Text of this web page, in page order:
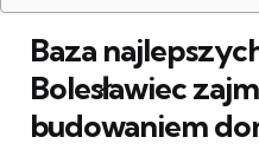
Baza
Bolesławiec
budowaniem